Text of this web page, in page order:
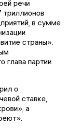
речи
триллионов
в сумме
страны».
глава партии
о
ставке,
а